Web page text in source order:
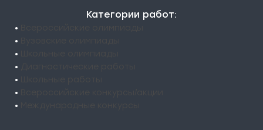
Категории работ:
•
•
•
•
•
•
•